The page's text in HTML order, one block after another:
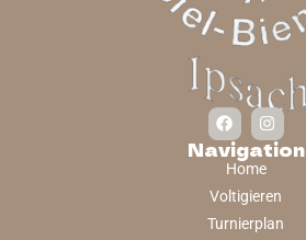
Navigation
Home
Voltigieren
Turnierplan